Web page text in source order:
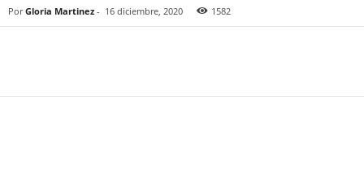
Por Gloria Martinez - 16 diciembre, 2020 1582